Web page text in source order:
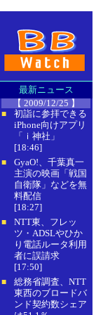
最新ニュース
【 2009/12/25 】
■
初詣に参拝できる
iPhone向けアプリ
「ｉ神社」
[18:46]
■
GyaO!、千葉真一
主演の映画「戦国
自衛隊」などを無
料配信
[18:27]
■
NTT東、フレッ
ツ・ADSLやひか
り電話ルータ利用
者に誤請求
[17:50]
■
総務省調査、NTT
東西のブロードバ
ンド契約数シェア